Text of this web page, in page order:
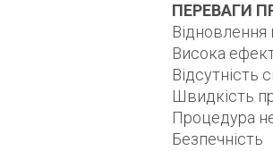
ПЕРЕВАГИ
Відновлення
Висока
Відсутність
Швидкість
Процедура
Безпечність